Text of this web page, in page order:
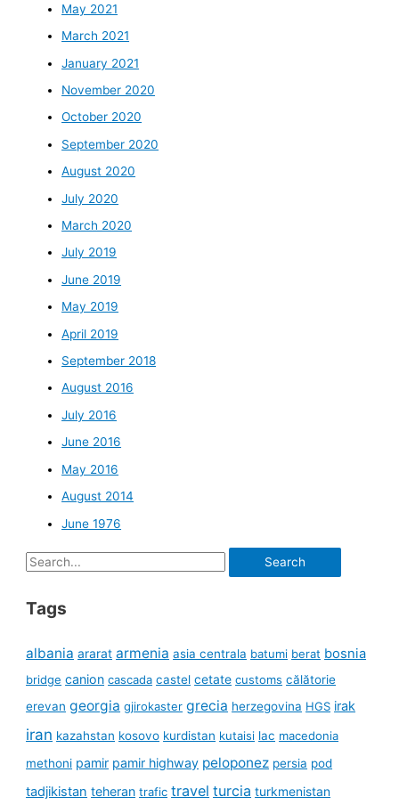
May 2021
March 2021
January 2021
November 2020
October 2020
September 2020
August 2020
July 2020
March 2020
July 2019
June 2019
May 2019
April 2019
September 2018
August 2016
July 2016
June 2016
May 2016
August 2014
June 1976
Search
Tags
albania ararat armenia asia centrala batumi berat bosnia
bridge canion cascada castel cetate customs călătorie
erevan georgia gjirokaster grecia herzegovina HGS irak
iran kazahstan kosovo kurdistan kutaisi lac macedonia
methoni pamir pamir highway peloponez persia pod
tadjikistan teheran trafic travel turcia turkmenistan